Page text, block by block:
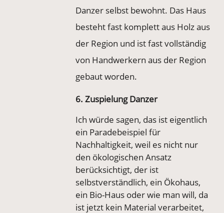
Danzer selbst bewohnt. Das Haus
besteht fast komplett aus Holz aus
der Region und ist fast vollständig
von Handwerkern aus der Region
gebaut worden.
6. Zuspielung Danzer
Ich würde sagen, das ist eigentlich
ein Paradebeispiel für
Nachhaltigkeit, weil es nicht nur
den ökologischen Ansatz
berücksichtigt, der ist
selbstverständlich, ein Ökohaus,
ein Bio-Haus oder wie man will, da
ist jetzt kein Material verarbeitet,